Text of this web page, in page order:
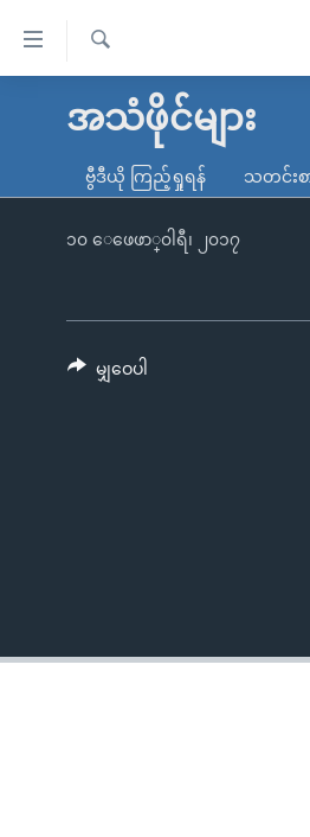
လွယ်ကူ
သည့်
ကျော်
မူလစာမျက်နှာ
ကမ္ဘာ့သတင်းများ
နိုင်ငံတကာ
တရုတ်
အစ္စရေး-ပါလက်စတိုင်း
ရပ်ဝန်းတခု လမ်းတခု အလွန်
အင်္ဂလိပ်စာလေ့လာမယ်
ရ
အသံဖိုင်များ
ဗွီဒီယို ကြည့်ရှုရန် သတင်းစ
၁၀ ေဖေဖာ္၀ါရီ၊ ၂၀၁၇
မျှဝေပါ